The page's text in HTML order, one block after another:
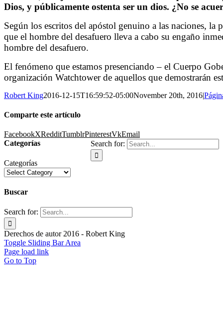
Dios, y públicamente ostenta ser un dios. ¿No se
Según los escritos del apóstol genuino a las naciones, la
que el hombre del desafuero lleva a cabo su engaño
hombre del desafuero.
El fenómeno que estamos presenciando – el Cuerpo
organización Watchtower de aquellos que demostrarán
Robert King2016-12-15T16:59:52-05:00November 20th, 2016|
Comparte este artículo
FacebookXRedditTumblrPinterestVkEmail
Search for:
Categorías
Categorías
Buscar
Search for:
Derechos de autor 2016 - Robert King
Toggle Sliding Bar Area
Page load link
Go to Top